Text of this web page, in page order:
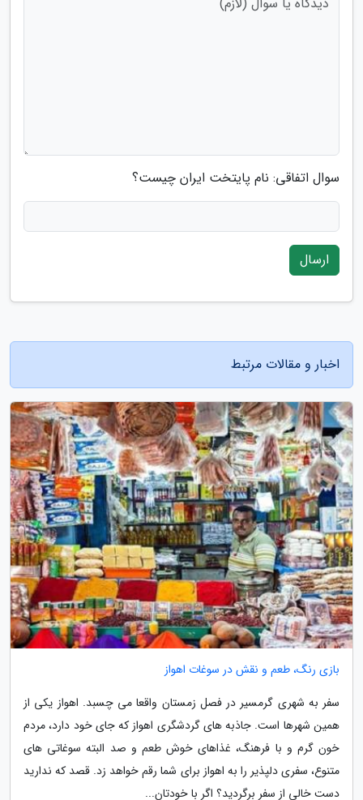
سوال اتفاقی: نام پایتخت ایران چیست؟
ارسال
اخبار و مقالات مرتبط
بازی رنگ، طعم و نقش در سوغات اهواز
سفر به شهری گرمسیر در فصل زمستان واقعا می چسبد. اهواز یکی از
همین شهرها است. جاذبه های گردشگری اهواز که جای خود دارد، مردم
خون گرم و با فرهنگ، غذاهای خوش طعم و صد البته سوغاتی های
متنوع، سفری دلپذیر را به اهواز برای شما رقم خواهد زد. قصد که ندارید
دست خالی از سفر برگردید؟ اگر با خودتان...